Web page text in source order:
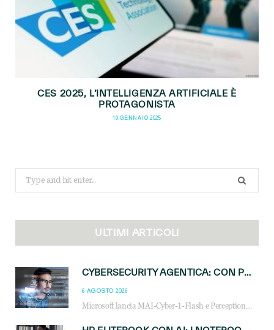
CES 2025, L’INTELLIGENZA ARTIFICIALE È
PROTAGONISTA
10 GENNAIO 2025
Search
for:
ULTIMI ARTICOLI
CYBERSECURITY AGENTICA: CON PERCEPTION E MAI-CYBER-1-FLASH MICROSOFT APRE NUOVI SERVIZI PER IL CANALE
6 AGOSTO 2026
Microsoft lancia MAI-Cyber-1-Flash e Perception: cybersecurity agentica in preview dal 3 novembre. Cosa cambia per MSP, system integrator e reseller.